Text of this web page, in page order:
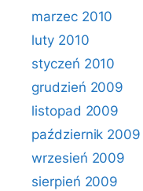
marzec 2010
luty 2010
styczeń 2010
grudzień 2009
listopad 2009
październik 2009
wrzesień 2009
sierpień 2009